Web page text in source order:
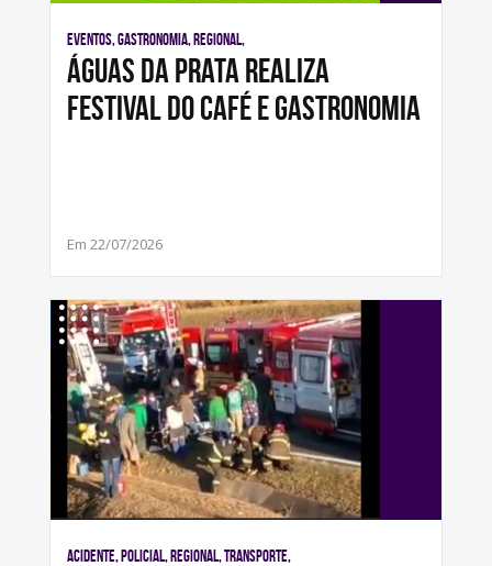
Eventos, Gastronomia, Regional,
Águas da Prata realiza
Festival do café e Gastronomia
Em 22/07/2026
Acidente, Policial, Regional, Transporte,